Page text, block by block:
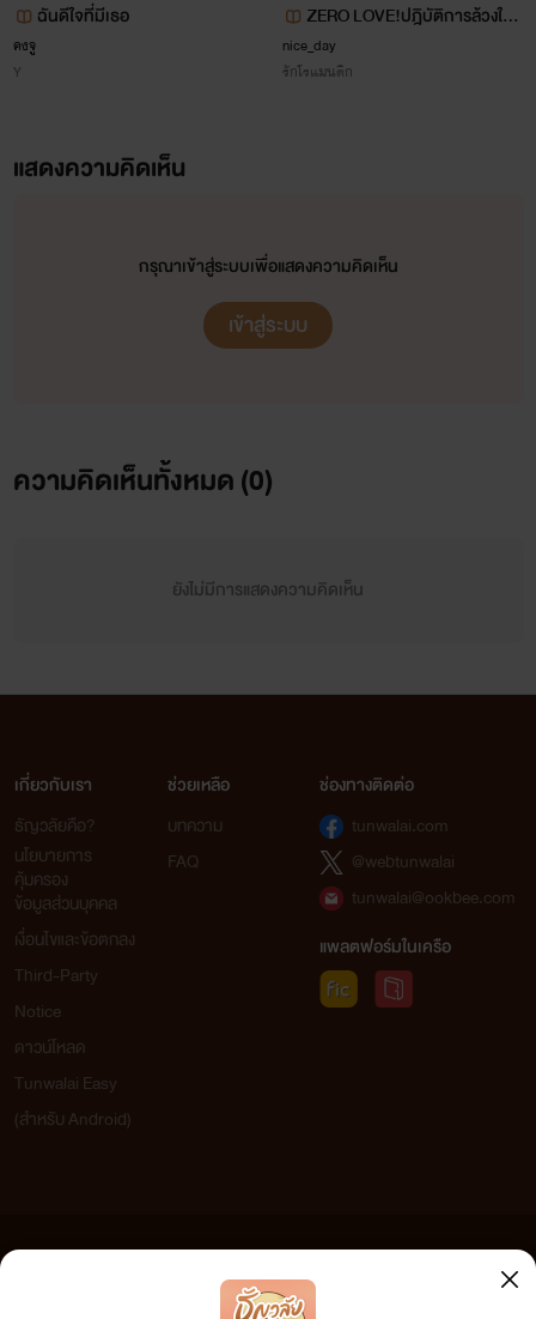
ฉันดีใจที่มีเธอ
คงจู
Y
ZERO LOVE!ปฎิบัติการล้วงใจผู้
ชายหล่อร้าย
nice_day
รักโรแมนติก
แสดงความคิดเห็น
กรุณาเข้าสู่ระบบเพื่อแสดงความคิดเห็น
เข้าสู่ระบบ
ความคิดเห็นทั้งหมด (0)
ยังไม่มีการแสดงความคิดเห็น
เกี่ยวกับเรา
ธัญวลัยคือ?
นโยบายการ
คุ้มครอง
ข้อมูลส่วนบุคคล
เงื่อนไขและข้อตกลง
Third-Party
Notice
ดาวน์โหลด
Tunwalai Easy
(สำหรับ Android)
ช่วยเหลือ
บทความ
FAQ
ช่องทางติดต่อ
tunwalai.com
@webtunwalai
tunwalai@ookbee.com
แพลตฟอร์มในเครือ
เว็บไซต์แห่งนี้ไม่ได้เห็นด้วยและไม่ขอรับผิดชอบต่อข้อความใดๆ ทั้งสิ้น ดังนั้นผู้อ่านทุกท่านโปรดใช้